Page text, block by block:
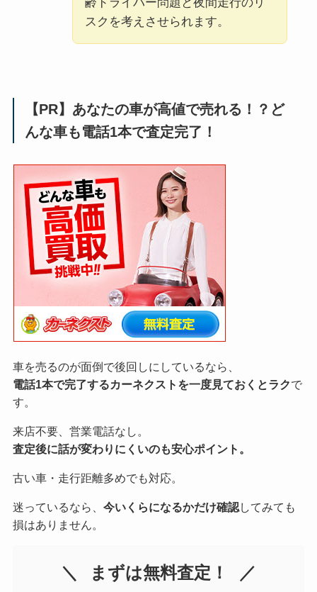
スクを考えさせられます。
【PR】あなたの車が高値で売れる！？ど
んな車も電話1本で査定完了！
車を売るのが面倒で後回しにしているなら、
電話1本で完了するカーネクストを一度見ておくとラクで
す。
来店不要、営業電話なし。
査定後に話が変わりにくいのも安心ポイント。
古い車・走行距離多めでも対応。
迷っているなら、 今いくらになるかだけ確認してみても
損はありません。
まずは無料査定！